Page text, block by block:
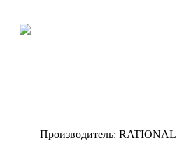
Производитель: RATIONAL